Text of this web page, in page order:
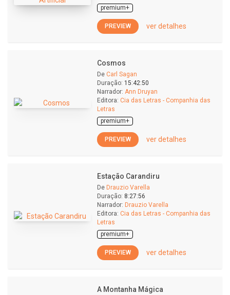
premium+
PREVIEW ver detalhes
Cosmos
De Carl Sagan
Duração: 15:42:50
Narrador: Ann Druyan
Editora: Cia das Letras - Companhia das
Letras
premium+
PREVIEW ver detalhes
Estação Carandiru
De Drauzio Varella
Duração: 8:27:56
Narrador: Drauzio Varella
Editora: Cia das Letras - Companhia das
Letras
premium+
PREVIEW ver detalhes
A Montanha Mágica